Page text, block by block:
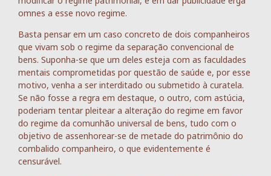
omnes a esse novo regime.
Basta pensar em um caso concreto de dois companheiros
que vivam sob o regime da separação convencional de
bens. Suponha-se que um deles esteja com as faculdades
mentais comprometidas por questão de saúde e, por esse
motivo, venha a ser interditado ou submetido à curatela.
Se não fosse a regra em destaque, o outro, com astúcia,
poderiam tentar pleitear a alteração do regime em favor
do regime da comunhão universal de bens, tudo com o
objetivo de assenhorear-se de metade do patrimônio do
combalido companheiro, o que evidentemente é
censurável.